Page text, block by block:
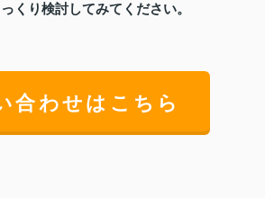
くり検討してみてください。
合わせはこちら